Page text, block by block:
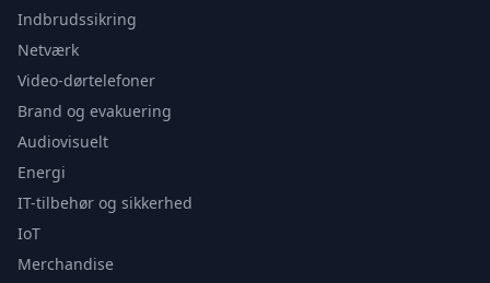
Indbrudssikring
Netværk
Video-dørtelefoner
Brand og evakuering
Audiovisuelt
Energi
IT-tilbehør og sikkerhed
IoT
Merchandise